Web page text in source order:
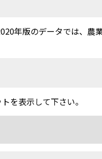
年版のデータでは、農
を表示して下さい。